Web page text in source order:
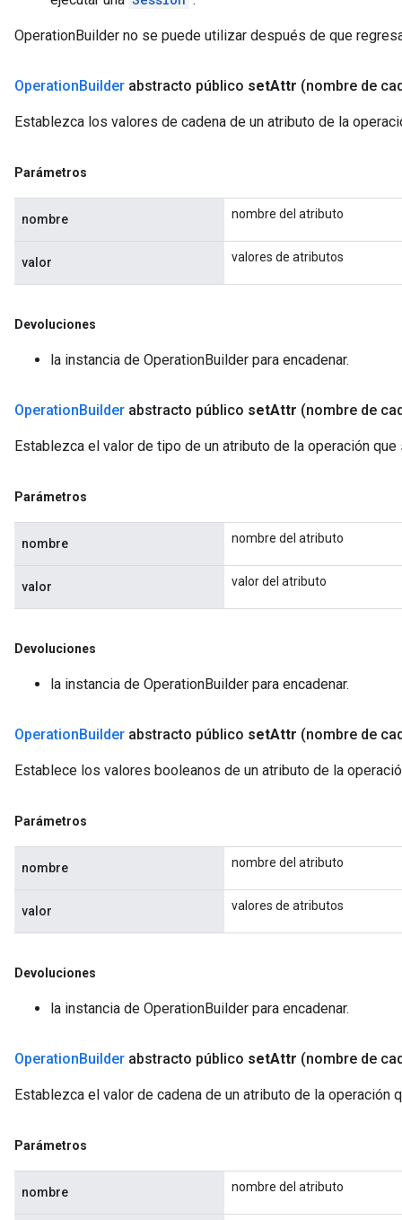
OperationBuilder no se puede utilizar después de que
OperationBuilder abstracto público setAttr (nombre de
Establezca los valores de cadena de un atributo de la
Parámetros
nombre nombre del atributo
valor valores de atributos
Devoluciones
la instancia de OperationBuilder para encadenar.
OperationBuilder abstracto público setAttr (nombre de
Establezca el valor de tipo de un atributo de la operación que
Parámetros
nombre nombre del atributo
valor valor del atributo
Devoluciones
la instancia de OperationBuilder para encadenar.
OperationBuilder abstracto público setAttr (nombre de
Establece los valores booleanos de un atributo de la
Parámetros
nombre nombre del atributo
valor valores de atributos
Devoluciones
la instancia de OperationBuilder para encadenar.
OperationBuilder abstracto público setAttr (nombre de
Establezca el valor de cadena de un atributo de la operación
Parámetros
nombre nombre del atributo